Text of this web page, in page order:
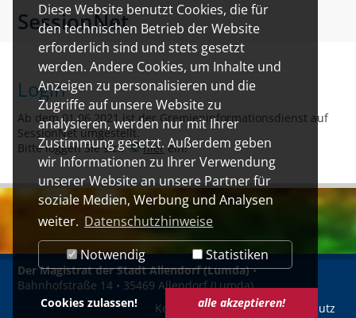
Diese Website benutzt Cookies, die für
den technischen Betrieb der Website
erforderlich sind und stets gesetzt
werden. Andere Cookies, um Inhalte und
Anzeigen zu personalisieren und die
Zugriffe auf unsere Website zu
analysieren, werden nur mit Ihrer
Zustimmung gesetzt. Außerdem geben
wir Informationen zu Ihrer Verwendung
unserer Website an unsere Partner für
soziale Medien, Werbung und Analysen
weiter. Datenschutzhinweise
Notwendig
Statistiken
Cookies zulassen! alle akzeptieren!
SessionNet
Login
Ab dem 01.06.2021 ist der Gremieninformationsdienst auf
SessionNet umgestellt.
Bitte loggen Sie sich
hier ein!
Der Magistrat der Stadt Allendorf (Lumda)•
Bahnhofstraße 14 • 35469 Allendorf (Lumda)
Kontakt
Impressum Datenschutz